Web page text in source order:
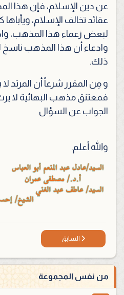
عن دين الإسلام، فإن هذا
عقائد تخالف الإسلام، ويأباها
لبعض زعماء هذا المذهب،
وادعاء أن هذا المذهب ناسخ
ذلك.
و مِن المقرر شرعاً أن المرتد
فمعتنق مذهب البهائية لا
الجواب عن السؤال
والله أعلم.
المقال السابق: إعتناق المذهب
السابق
من نفس المجموعة